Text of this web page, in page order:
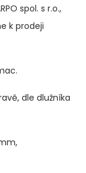
spol. s r.o.,
k prodeji
dle dlužníka